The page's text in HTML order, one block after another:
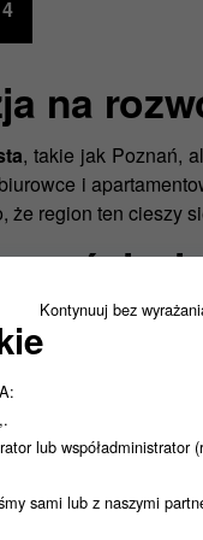
4
na
, takie jak Poznań,
i
region ten cieszy
rozwoju
inwestorów
interesuje Cię
Kontynuuj bez
lub współadministrator
sami lub z naszymi